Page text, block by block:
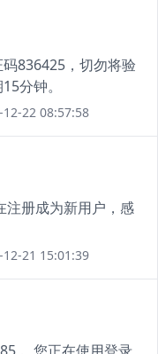
码836425，切勿将验
分钟。
22 08:57:58
注册成为新用户，感
21 15:01:39